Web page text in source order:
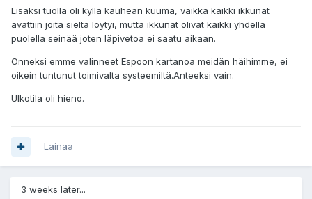
Lisäksi tuolla oli kyllä kauhean kuuma, vaikka kaikki ikkunat
avattiin joita sieltä löytyi, mutta ikkunat olivat kaikki yhdellä
puolella seinää joten läpivetoa ei saatu aikaan.
Onneksi emme valinneet Espoon kartanoa meidän häihimme, ei
oikein tuntunut toimivalta systeemiltä.Anteeksi vain.
Ulkotila oli hieno.
Lainaa
3 weeks later...